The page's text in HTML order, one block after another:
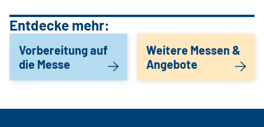
Entdecke mehr:
Vorbereitung auf
die Messe
Weitere Messen &
Angebote